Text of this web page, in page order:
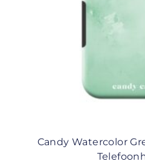
Candy Watercolor